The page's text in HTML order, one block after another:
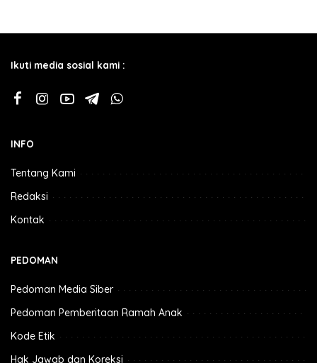
Ikuti media sosial kami :
INFO
Tentang Kami
Redaksi
Kontak
PEDOMAN
Pedoman Media Siber
Pedoman Pemberitaan Ramah Anak
Kode Etik
Hak Jawab dan Koreksi